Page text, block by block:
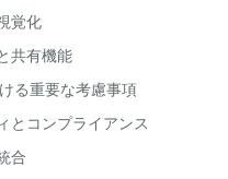
覚化
共有機能
る重要な考慮事項
とコンプライアンス
合